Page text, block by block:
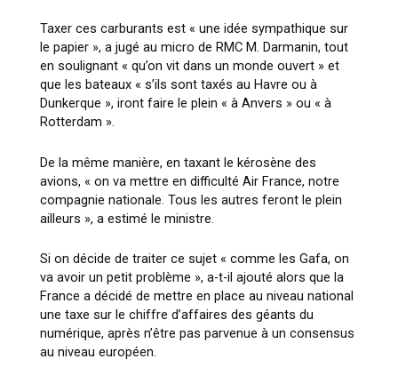
Taxer ces carburants est « une idée sympathique sur
le papier », a jugé au micro de RMC M. Darmanin, tout
en soulignant « qu’on vit dans un monde ouvert » et
que les bateaux « s’ils sont taxés au Havre ou à
Dunkerque », iront faire le plein « à Anvers » ou « à
Rotterdam ».
De la même manière, en taxant le kérosène des
avions, « on va mettre en difficulté Air France, notre
compagnie nationale. Tous les autres feront le plein
ailleurs », a estimé le ministre.
Si on décide de traiter ce sujet « comme les Gafa, on
va avoir un petit problème », a-t-il ajouté alors que la
France a décidé de mettre en place au niveau national
une taxe sur le chiffre d’affaires des géants du
numérique, après n’être pas parvenue à un consensus
au niveau européen.